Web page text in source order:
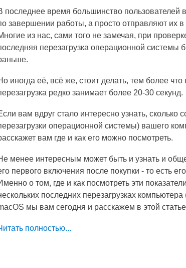
последнее время большинство
завершении работы, а просто отправляют их
из нас, сами того не замечая, при
перезагрузка операционной
иногда её, всё же, стоит делать, тем более
редко занимает более 20-30 секунд.
вам вдруг стало интересно узнать, сколько
операционной системы) вашего
вам где и как его можно посмотреть.
менее интересным может быть и узнать и
первого включения после покупки - то есть его
о том, где и как посмотреть эти
последних перезагрузках
мы вам сегодня и расскажем в этой
полностью...